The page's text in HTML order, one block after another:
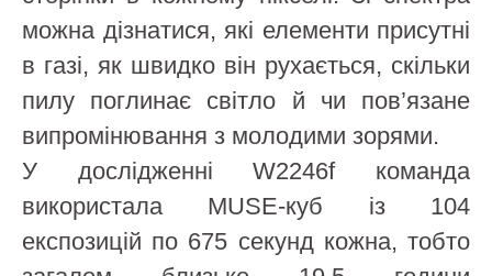
можна дізнатися, які елементи присутні
в газі, як швидко він рухається, скільки
пилу поглинає світло й чи пов’язане
випромінювання з молодими зорями.
У дослідженні W2246f команда
використала MUSE-куб із 104
експозицій по 675 секунд кожна, тобто